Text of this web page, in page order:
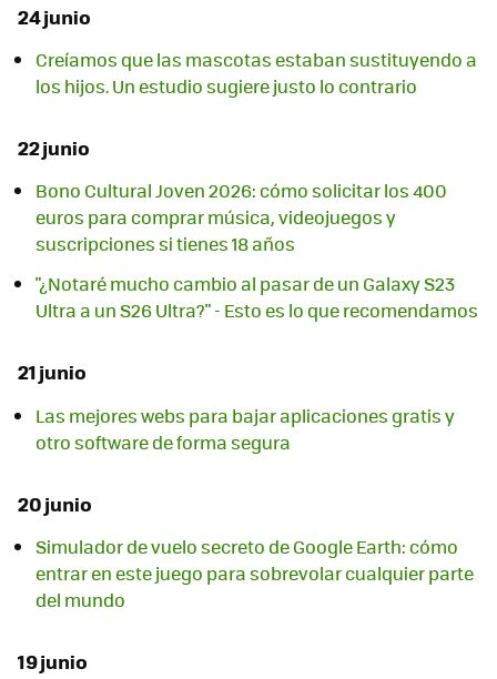
24 junio
Creíamos que las mascotas estaban sustituyendo a
los hijos. Un estudio sugiere justo lo contrario
22 junio
Bono Cultural Joven 2026: cómo solicitar los 400
euros para comprar música, videojuegos y
suscripciones si tienes 18 años
"¿Notaré mucho cambio al pasar de un Galaxy S23
Ultra a un S26 Ultra?" - Esto es lo que recomendamos
21 junio
Las mejores webs para bajar aplicaciones gratis y
otro software de forma segura
20 junio
Simulador de vuelo secreto de Google Earth: cómo
entrar en este juego para sobrevolar cualquier parte
del mundo
19 junio